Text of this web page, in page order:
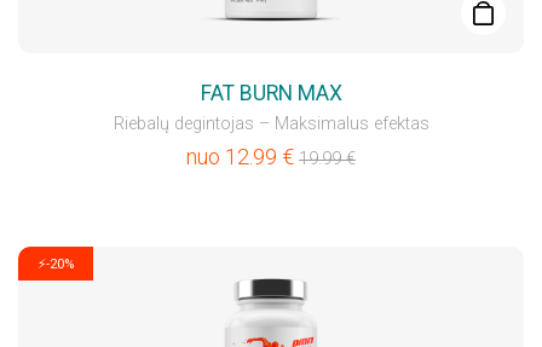
FAT BURN MAX
Riebalų degintojas – Maksimalus efektas
nuo 12.99 € 19.99€
⚡-20%